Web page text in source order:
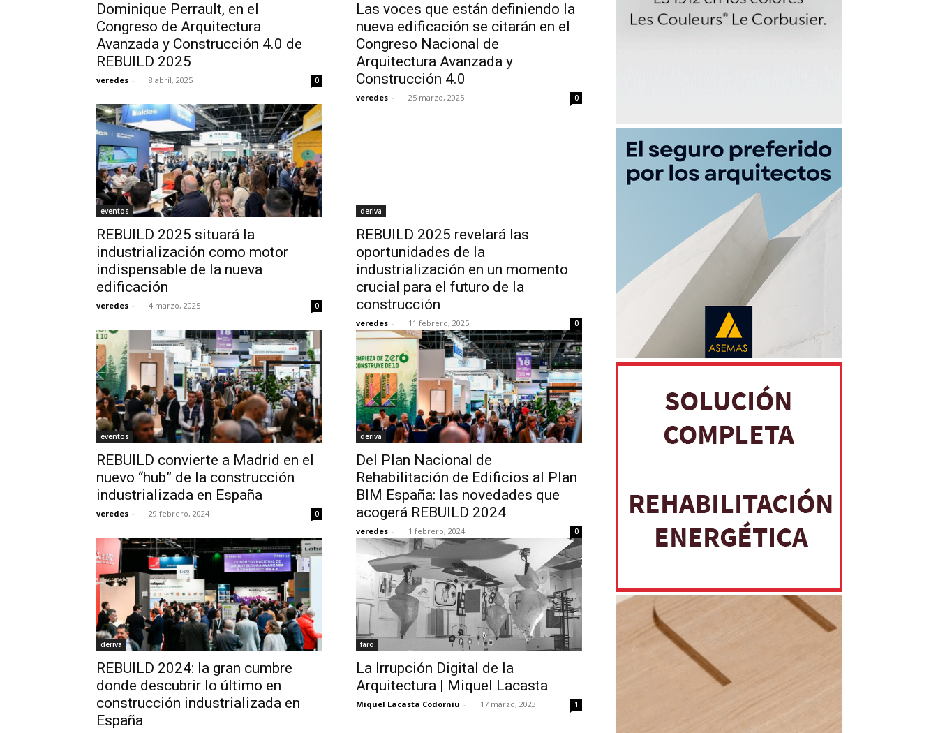
Dominique Perrault, en el
Congreso de Arquitectura
Avanzada y Construcción 4.0 de
REBUILD 2025
veredes - 8 abril, 2025 0
Las voces que están definiendo la
nueva edificación se citarán en el
Congreso Nacional de
Arquitectura Avanzada y
Construcción 4.0
veredes - 25 marzo, 2025 0
eventos
REBUILD 2025 situará la
industrialización como motor
indispensable de la nueva
edificación
veredes - 4 marzo, 2025 0
deriva
REBUILD 2025 revelará las
oportunidades de la
industrialización en un momento
crucial para el futuro de la
construcción
veredes - 11 febrero, 2025 0
eventos
REBUILD convierte a Madrid en el
nuevo “hub” de la construcción
industrializada en España
veredes - 29 febrero, 2024 0
deriva
Del Plan Nacional de
Rehabilitación de Edificios al Plan
BIM España: las novedades que
acogerá REBUILD 2024
veredes - 1 febrero, 2024 0
deriva
REBUILD 2024: la gran cumbre
donde descubrir lo último en
construcción industrializada en
España
faro
La Irrupción Digital de la
Arquitectura | Miquel Lacasta
Miquel Lacasta Codorniu - 17 marzo, 2023 1